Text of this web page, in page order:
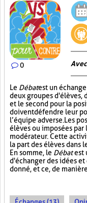
0
Le Débatest un
deux groupes d'élèves,
et le second pour la
doivent défendre leur
l’équipe adverse. Les
élèves ou imposées par
modérateur. Cette
la part des élèves dans
En somme, le Débatest
d'échanger des idées
donné, et ce, de